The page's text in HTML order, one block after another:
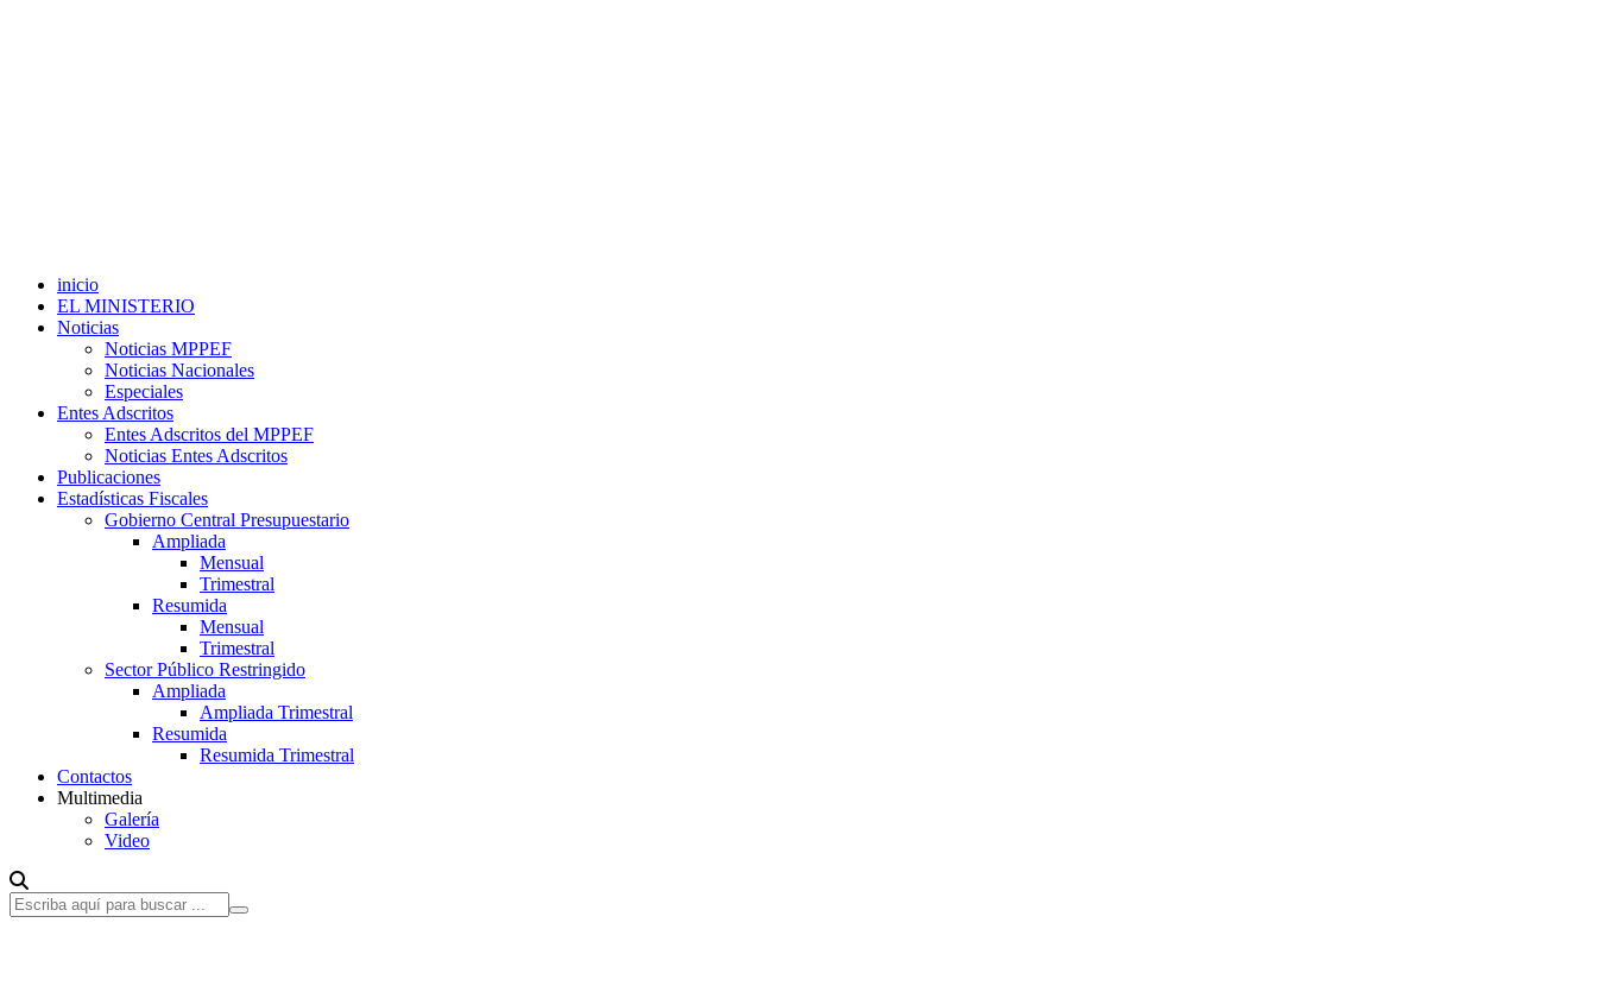
inicio
EL MINISTERIO
Noticias
Noticias MPPEF
Noticias Nacionales
Especiales
Entes Adscritos
Entes Adscritos del MPPEF
Noticias Entes Adscritos
Publicaciones
Estadísticas Fiscales
Gobierno Central Presupuestario
Ampliada
Mensual
Trimestral
Resumida
Mensual
Trimestral
Sector Público Restringido
Ampliada
Ampliada Trimestral
Resumida
Resumida Trimestral
Contactos
Multimedia
Galería
Video